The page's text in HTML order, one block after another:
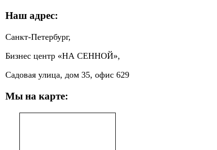
Наш адрес:
Санкт-Петербург,
Бизнес центр «НА СЕННОЙ»,
Садовая улица, дом 35, офис 629
Мы на карте: